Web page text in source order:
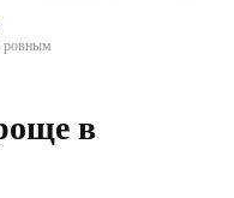
ровным
в